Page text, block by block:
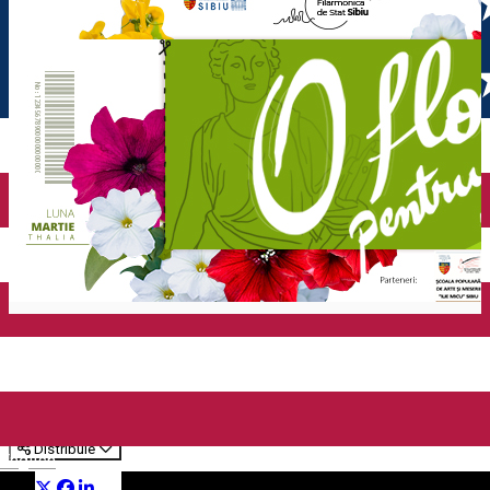
English
Distribuie
Cadouri muzicale de primăvară la Filarmonica Sibiu